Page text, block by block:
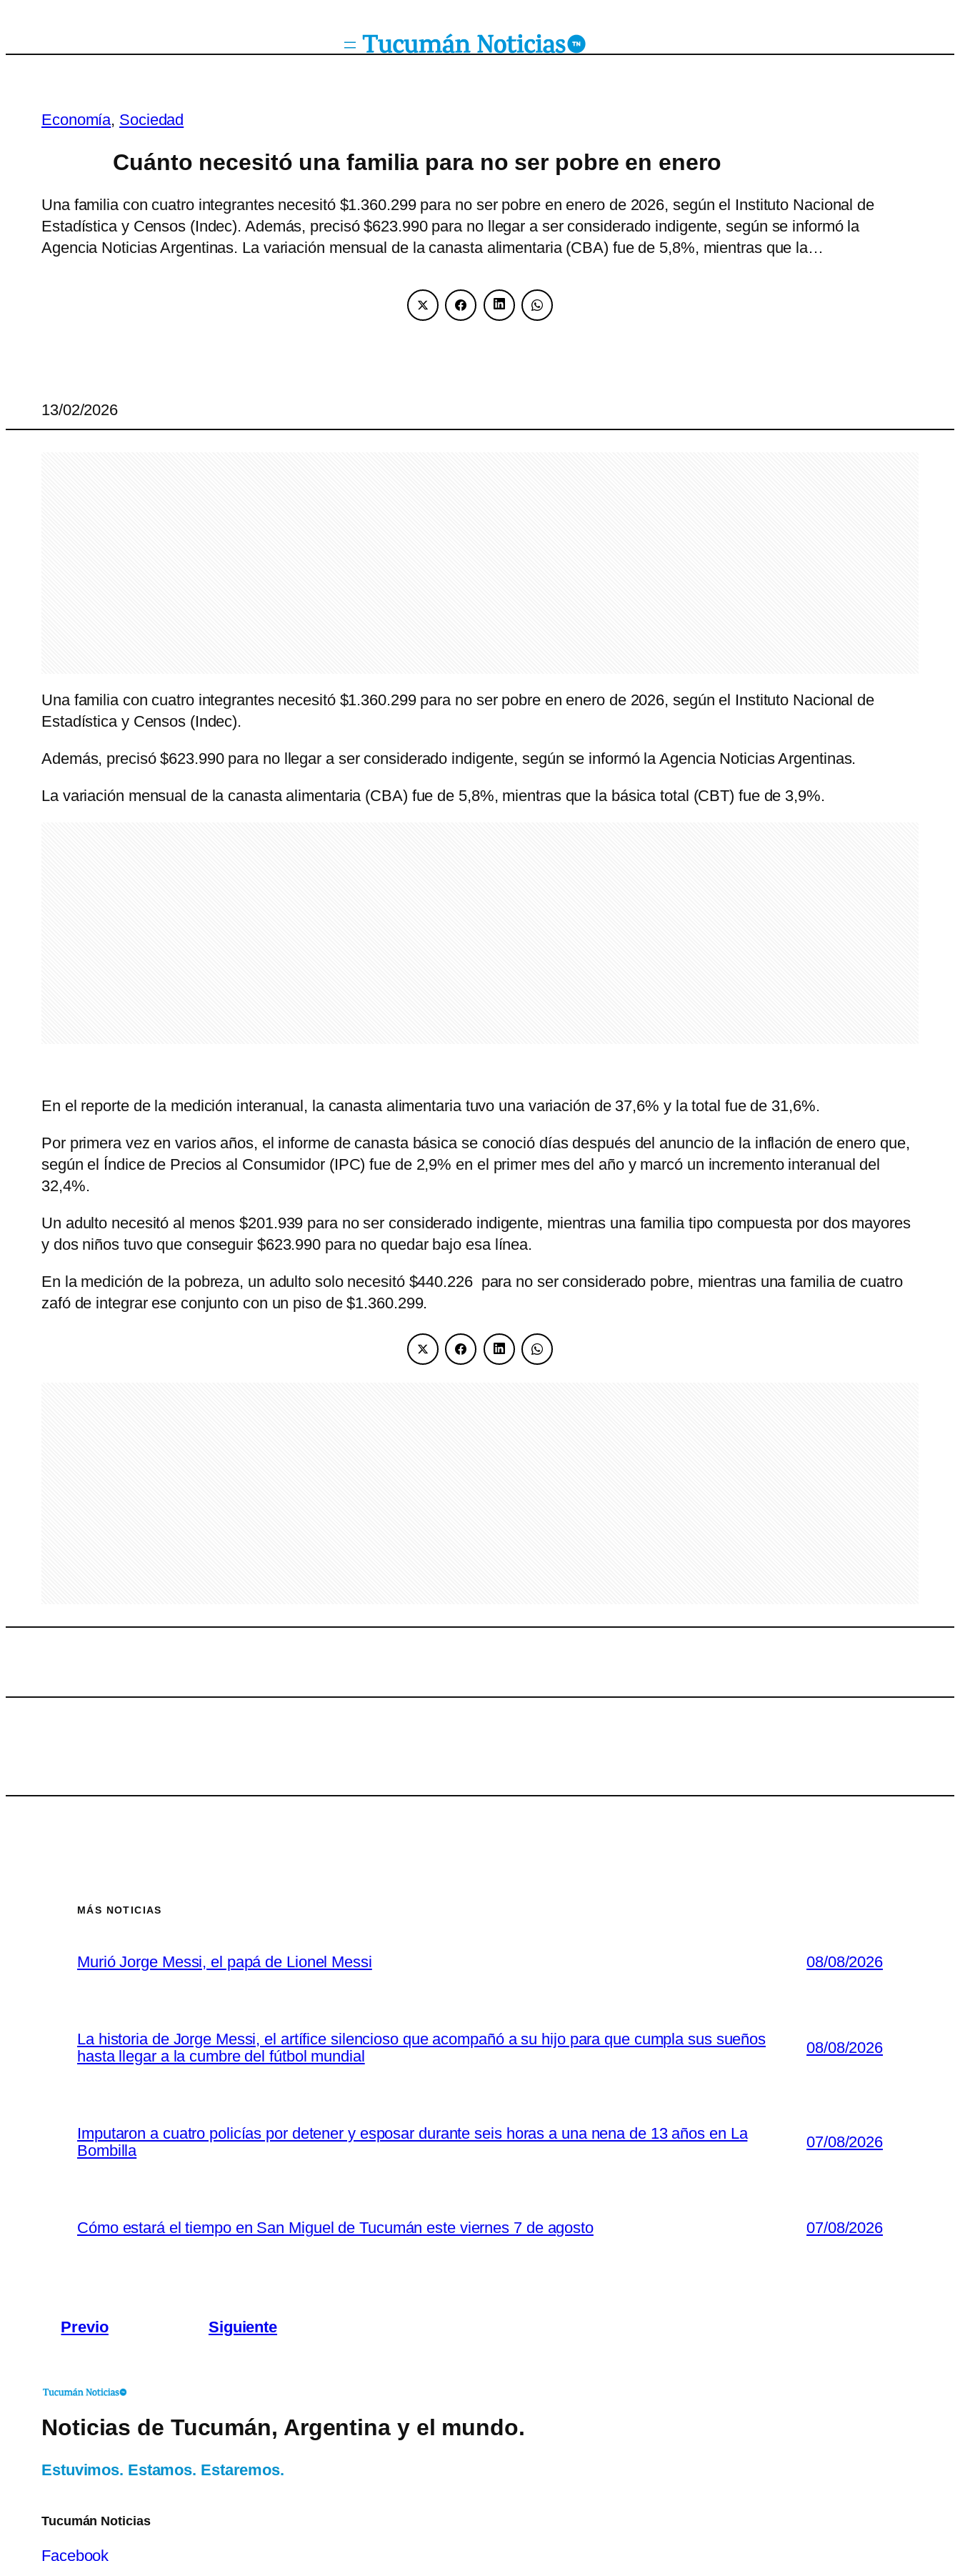
Economía, Sociedad
Cuánto necesitó una familia para no ser pobre en enero
Una familia con cuatro integrantes necesitó $1.360.299 para no ser pobre en enero de 2026, según el Instituto Nacional de
Estadística y Censos (Indec). Además, precisó $623.990 para no llegar a ser considerado indigente, según se informó la
Agencia Noticias Argentinas. La variación mensual de la canasta alimentaria (CBA) fue de 5,8%, mientras que la…
13/02/2026
Una familia con cuatro integrantes necesitó $1.360.299 para no ser pobre en enero de 2026, según el Instituto Nacional de
Estadística y Censos (Indec).
Además, precisó $623.990 para no llegar a ser considerado indigente, según se informó la Agencia Noticias Argentinas.
La variación mensual de la canasta alimentaria (CBA) fue de 5,8%, mientras que la básica total (CBT) fue de 3,9%.
En el reporte de la medición interanual, la canasta alimentaria tuvo una variación de 37,6% y la total fue de 31,6%.
Por primera vez en varios años, el informe de canasta básica se conoció días después del anuncio de la inflación de enero que,
según el Índice de Precios al Consumidor (IPC) fue de 2,9% en el primer mes del año y marcó un incremento interanual del
32,4%.
Un adulto necesitó al menos $201.939 para no ser considerado indigente, mientras una familia tipo compuesta por dos mayores
y dos niños tuvo que conseguir $623.990 para no quedar bajo esa línea.
En la medición de la pobreza, un adulto solo necesitó $440.226 para no ser considerado pobre, mientras una familia de cuatro
zafó de integrar ese conjunto con un piso de $1.360.299.
MÁS NOTICIAS
Murió Jorge Messi, el papá de Lionel Messi 08/08/2026
La historia de Jorge Messi, el artífice silencioso que acompañó a su hijo para que cumpla sus sueños
hasta llegar a la cumbre del fútbol mundial
08/08/2026
Imputaron a cuatro policías por detener y esposar durante seis horas a una nena de 13 años en La
Bombilla
07/08/2026
Cómo estará el tiempo en San Miguel de Tucumán este viernes 7 de agosto 07/08/2026
Previo Siguiente
Noticias de Tucumán, Argentina y el mundo.
Estuvimos. Estamos. Estaremos.
Tucumán Noticias
Facebook